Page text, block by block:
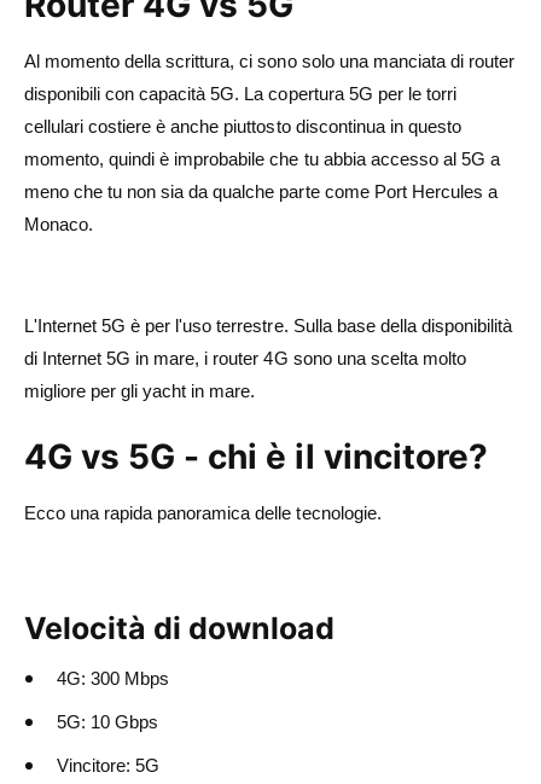
Al momento della scrittura, ci sono solo una manciata di router
disponibili con capacità 5G. La copertura 5G per le torri
cellulari costiere è anche piuttosto discontinua in questo
momento, quindi è improbabile che tu abbia accesso al 5G a
meno che tu non sia da qualche parte come Port Hercules a
Monaco.
L'Internet 5G è per l'uso terrestre. Sulla base della disponibilità
di Internet 5G in mare, i router 4G sono una scelta molto
migliore per gli yacht in mare.
4G vs 5G - chi è il vincitore?
Ecco una rapida panoramica delle tecnologie.
Velocità di download
4G: 300 Mbps
5G: 10 Gbps
Vincitore: 5G